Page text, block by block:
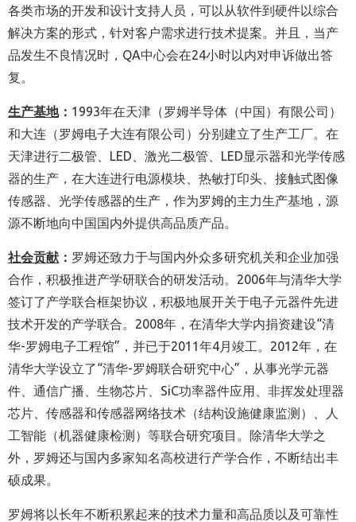
各类市场的开发和设计支持人员，可以从软件到硬件以综合
解决方案的形式，针对客户需求进行技术提案。并且，当产
品发生不良情况时，QA中心会在24小时以内对申诉做出答
复。
生产基地： 1993年在天津（罗姆半导体（中国）有限公司）
和大连（罗姆电子大连有限公司）分别建立了生产工厂。在
天津进行二极管、LED、激光二极管、LED显示器和光学传感
器的生产，在大连进行电源模块、热敏打印头、接触式图像
传感器、光学传感器的生产，作为罗姆的主力生产基地，源
源不断地向中国国内外提供高品质产品。
社会贡献 ： 罗姆还致力于与国内外众多研究机关和企业加强
合作，积极推进产学研联合的研发活动。2006年与清华大学
签订了产学联合框架协议，积极地展开关于电子元器件先进
技术开发的产学联合。2008年，在清华大学内捐资建设“清
华-罗姆电子工程馆”，并已于2011年4月竣工。2012年，在
清华大学设立了“清华-罗姆联合研究中心”，从事光学元器
件、通信广播、生物芯片、SiC功率器件应用、非挥发处理器
芯片、传感器和传感器网络技术（结构设施健康监测）、人
工智能（机器健康检测）等联合研究项目。除清华大学之
外，罗姆还与国内多家知名高校进行产学合作，不断结出丰
硕成果。
罗姆将以长年不断积累起来的技术力量和高品质以及可靠性